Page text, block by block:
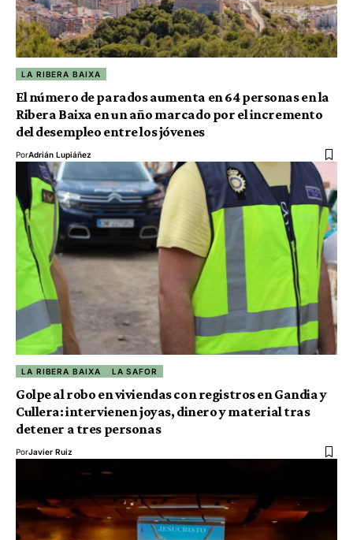
LA RIBERA BAIXA
El número de parados aumenta en 64 personas en la
Ribera Baixa en un año marcado por el incremento
del desempleo entre los jóvenes
PorAdrián Lupiáñez
LA RIBERA BAIXA LA SAFOR
Golpe al robo en viviendas con registros en Gandia y
Cullera: intervienen joyas, dinero y material tras
detener a tres personas
PorJavier Ruiz